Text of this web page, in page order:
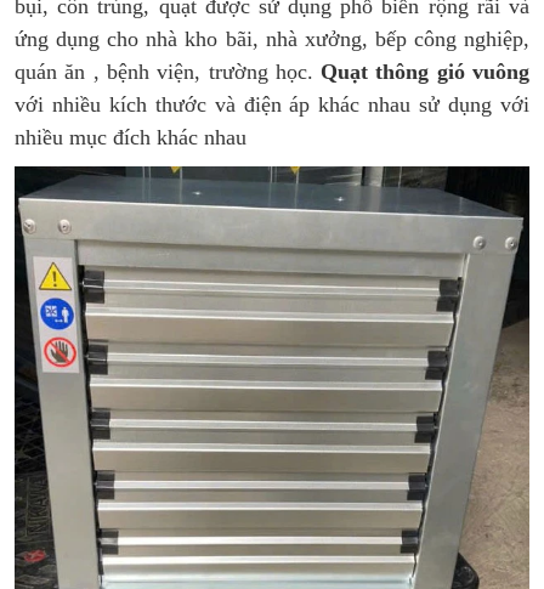
bụi, côn trùng, quạt được sử dụng phổ biến rộng rãi và
ứng dụng cho nhà kho bãi, nhà xưởng, bếp công nghiệp,
quán ăn , bệnh viện, trường học. Quạt thông gió vuông
với nhiều kích thước và điện áp khác nhau sử dụng với
nhiều mục đích khác nhau